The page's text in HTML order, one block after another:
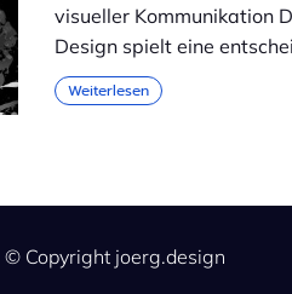
visueller Kommunikation
Design spielt eine
Weiterlesen
© Copyright joerg.design